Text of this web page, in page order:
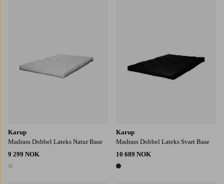
Karup
Madrass Dobbel Lateks Natur Base
9 299 NOK
1 farge
Karup
Madrass Dobbel Lateks Svart Base
10 689 NOK
1 farge